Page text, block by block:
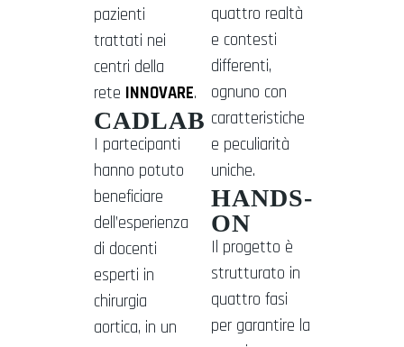
pazienti
trattati nei
centri della
rete INNOVARE.
CADLAB
I partecipanti
hanno potuto
beneficiare
dell’esperienza
di docenti
esperti in
chirurgia
aortica, in un
quattro realtà
e contesti
differenti,
ognuno con
caratteristiche
e peculiarità
uniche.
HANDS-
ON
Il progetto è
strutturato in
quattro fasi
per garantire la